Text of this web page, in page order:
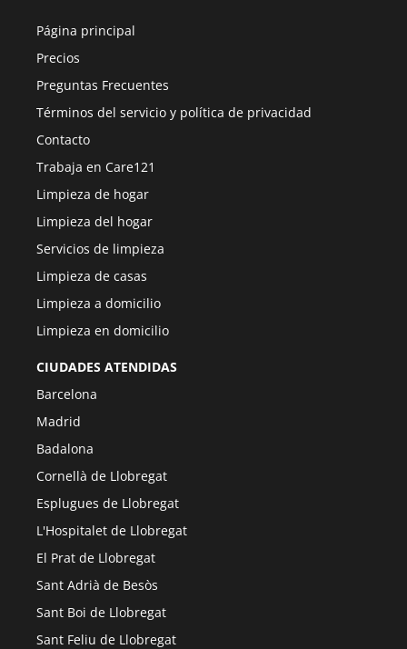
Página principal
Precios
Preguntas Frecuentes
Términos del servicio y política de privacidad
Contacto
Trabaja en Care121
Limpieza de hogar
Limpieza del hogar
Servicios de limpieza
Limpieza de casas
Limpieza a domicilio
Limpieza en domicilio
CIUDADES ATENDIDAS
Barcelona
Madrid
Badalona
Cornellà de Llobregat
Esplugues de Llobregat
L'Hospitalet de Llobregat
El Prat de Llobregat
Sant Adrià de Besòs
Sant Boi de Llobregat
Sant Feliu de Llobregat